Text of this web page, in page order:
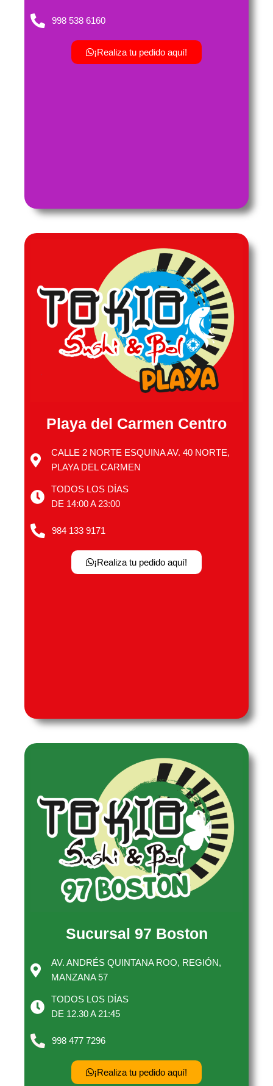
998 538 6160
¡Realiza tu pedido aquí!
Playa del Carmen Centro
CALLE 2 NORTE ESQUINA AV. 40 NORTE,
PLAYA DEL CARMEN
TODOS LOS DÍAS
DE 14:00 A 23:00
984 133 9171
¡Realiza tu pedido aquí!
Sucursal 97 Boston
AV. ANDRÉS QUINTANA ROO, REGIÓN,
MANZANA 57
TODOS LOS DÍAS
DE 12.30 A 21:45
998 477 7296
¡Realiza tu pedido aquí!